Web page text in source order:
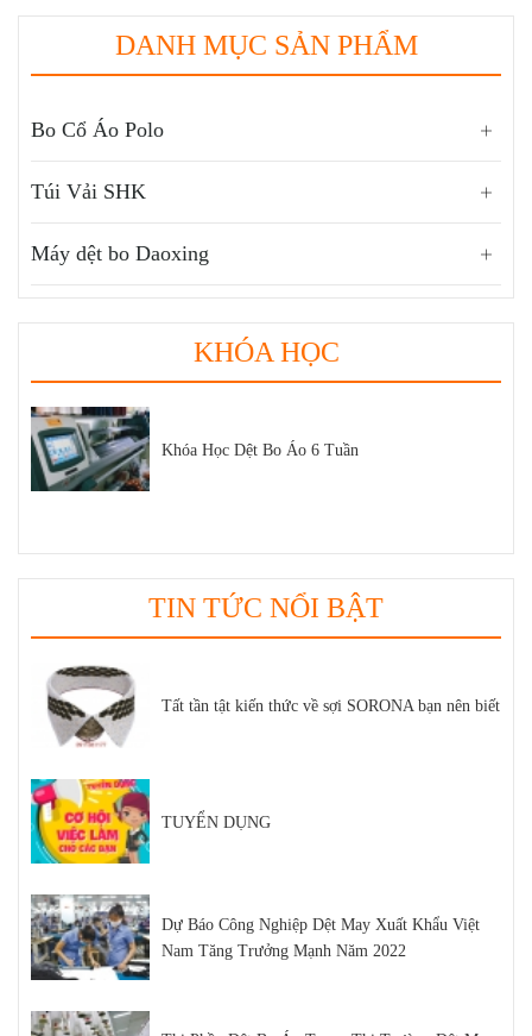
DANH MỤC SẢN PHẨM
Bo Cổ Áo Polo
Túi Vải SHK
Máy dệt bo Daoxing
KHÓA HỌC
Khóa Học Dệt Bo Áo 6 Tuần
TIN TỨC NỔI BẬT
Tất tần tật kiến thức về sợi SORONA bạn nên biết
TUYỂN DỤNG
Dự Báo Công Nghiệp Dệt May Xuất Khẩu Việt
Nam Tăng Trưởng Mạnh Năm 2022